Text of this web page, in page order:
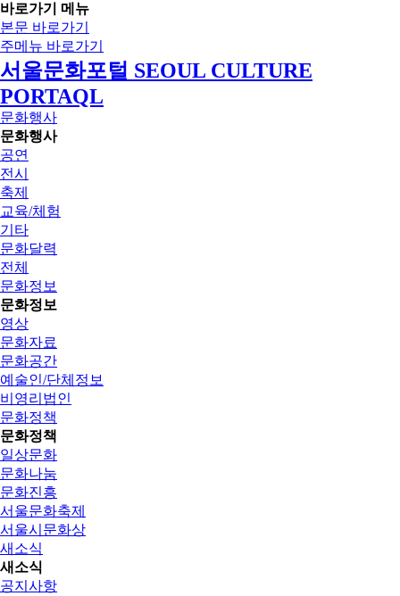
바로가기 메뉴
본문 바로가기
주메뉴 바로가기
서울문화포털 SEOUL CULTURE
PORTAQL
문화행사
문화행사
공연
전시
축제
교육/체험
기타
문화달력
전체
문화정보
문화정보
영상
문화자료
문화공간
예술인/단체정보
비영리법인
문화정책
문화정책
일상문화
문화나눔
문화진흥
서울문화축제
서울시문화상
새소식
새소식
공지사항